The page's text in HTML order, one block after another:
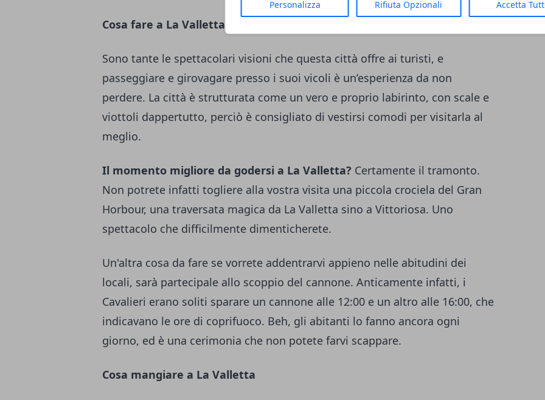
Personalizza Rifiuta Opzionali Accetta
Cosa fare a La Valletta
Sono tante le spettacolari visioni che questa città offre ai turisti, e
passeggiare e girovagare presso i suoi vicoli è un’esperienza da non
perdere. La città è strutturata come un vero e proprio labirinto, con scale e
viottoli dappertutto, perciò è consigliato di vestirsi comodi per visitarla al
meglio.
Il momento migliore da godersi a La Valletta? Certamente il tramonto.
Non potrete infatti togliere alla vostra visita una piccola crociela del Gran
Horbour, una traversata magica da La Valletta sino a Vittoriosa. Uno
spettacolo che difficilmente dimenticherete.
Un'altra cosa da fare se vorrete addentrarvi appieno nelle abitudini dei
locali, sarà partecipale allo scoppio del cannone. Anticamente infatti, i
Cavalieri erano soliti sparare un cannone alle 12:00 e un altro alle 16:00, che
indicavano le ore di coprifuoco. Beh, gli abitanti lo fanno ancora ogni
giorno, ed è una cerimonia che non potete farvi scappare.
Cosa mangiare a La Valletta